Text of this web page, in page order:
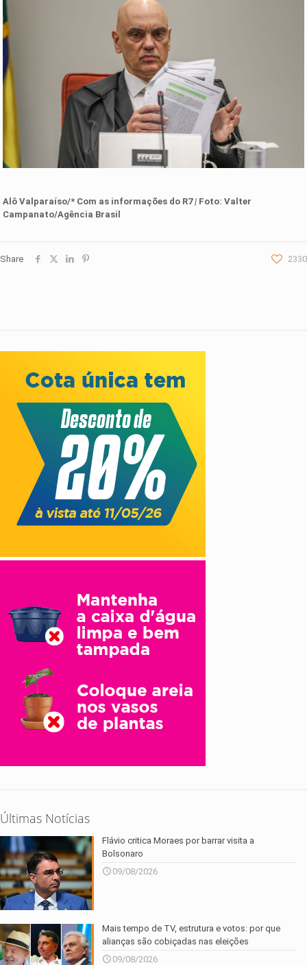
Alô Valparaíso/* Com as informações d o R7 | Foto:Valter
Campanato/Agência Brasil
Share 2330
Últimas Notícias
Flávio critica Moraes por barrar visita a
Bolsonaro
09/08/2026
Mais tempo de TV, estrutura e votos: por que
alianças são cobiçadas nas eleições
09/08/2026